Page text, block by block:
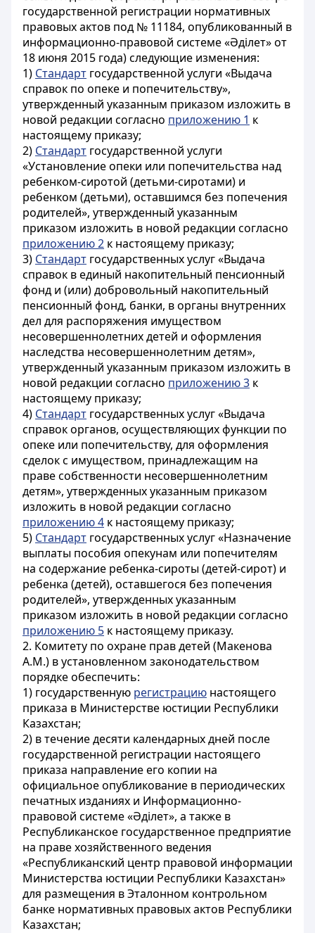
государственной регистрации нормативных
правовых актов под № 11184, опубликованный в
информационно-правовой системе «Әділет» от
18 июня 2015 года) следующие изменения:
1) Стандарт государственной услуги «Выдача
справок по опеке и попечительству»,
утвержденный указанным приказом изложить в
новой редакции согласно приложению 1 к
настоящему приказу;
2) Стандарт государственной услуги
«Установление опеки или попечительства над
ребенком-сиротой (детьми-сиротами) и
ребенком (детьми), оставшимся без попечения
родителей», утвержденный указанным
приказом изложить в новой редакции согласно
приложению 2 к настоящему приказу;
3) Стандарт государственных услуг «Выдача
справок в единый накопительный пенсионный
фонд и (или) добровольный накопительный
пенсионный фонд, банки, в органы внутренних
дел для распоряжения имуществом
несовершеннолетних детей и оформления
наследства несовершеннолетним детям»,
утвержденный указанным приказом изложить в
новой редакции согласно приложению 3 к
настоящему приказу;
4) Стандарт государственных услуг «Выдача
справок органов, осуществляющих функции по
опеке или попечительству, для оформления
сделок с имуществом, принадлежащим на
праве собственности несовершеннолетним
детям», утвержденных указанным приказом
изложить в новой редакции согласно
приложению 4 к настоящему приказу;
5) Стандарт государственных услуг «Назначение
выплаты пособия опекунам или попечителям
на содержание ребенка-сироты (детей-сирот) и
ребенка (детей), оставшегося без попечения
родителей», утвержденных указанным
приказом изложить в новой редакции согласно
приложению 5 к настоящему приказу.
2. Комитету по охране прав детей (Макенова
А.М.) в установленном законодательством
порядке обеспечить:
1) государственную регистрацию настоящего
приказа в Министерстве юстиции Республики
Казахстан;
2) в течение десяти календарных дней после
государственной регистрации настоящего
приказа направление его копии на
официальное опубликование в периодических
печатных изданиях и Информационно-
правовой системе «Әділет», а также в
Республиканское государственное предприятие
на праве хозяйственного ведения
«Республиканский центр правовой информации
Министерства юстиции Республики Казахстан»
для размещения в Эталонном контрольном
банке нормативных правовых актов Республики
Казахстан;